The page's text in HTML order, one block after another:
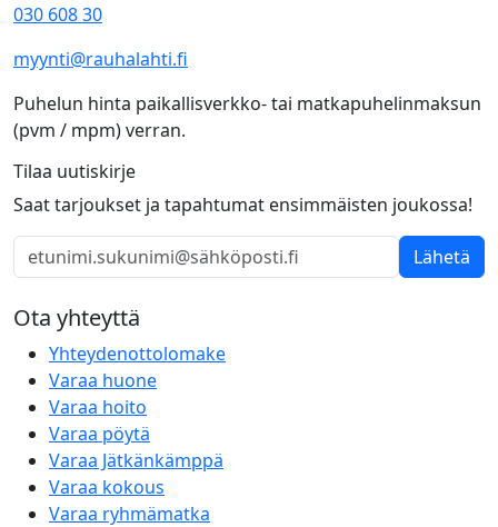
030 608 30
myynti@rauhalahti.fi
Puhelun hinta paikallisverkko- tai matkapuhelinmaksun
(pvm / mpm) verran.
Tilaa uutiskirje
Saat tarjoukset ja tapahtumat ensimmäisten joukossa!
Lähetä
Ota yhteyttä
Yhteydenottolomake
Varaa huone
Varaa hoito
Varaa pöytä
Varaa Jätkänkämppä
Varaa kokous
Varaa ryhmämatka